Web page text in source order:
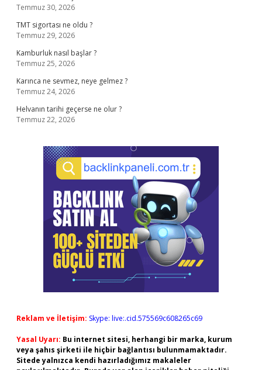
Temmuz 30, 2026
TMT sigortası ne oldu ?
Temmuz 29, 2026
Kamburluk nasıl başlar ?
Temmuz 25, 2026
Karınca ne sevmez, neye gelmez ?
Temmuz 24, 2026
Helvanın tarihi geçerse ne olur ?
Temmuz 22, 2026
Reklam ve İletişim: Skype: live:.cid.575569c608265c69
Yasal Uyarı: Bu internet sitesi, herhangi bir marka, kurum
veya şahıs şirketi ile hiçbir bağlantısı bulunmamaktadır.
Sitede yalnızca kendi hazırladığımız makaleler